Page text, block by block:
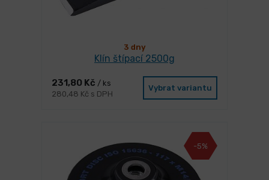
3 dny
Klín štípací 2500g
231,80 Kč / ks
280,48 Kč s DPH
Vybrat variantu
-5%